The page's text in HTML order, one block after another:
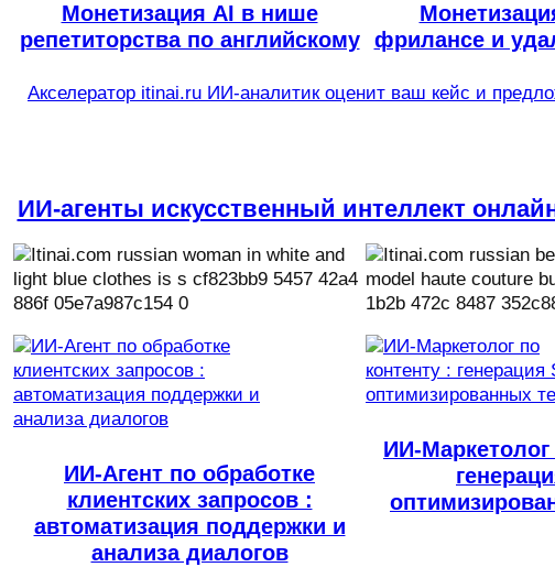
Монетизация AI в нише
репетиторства по английскому
фрилансе и
Акселератор itinai.ru ИИ-аналитик оценит ваш кейс и
ИИ-агенты искусственный интеллект
ИИ-Агент по обработке
клиентских запросов :
автоматизация поддержки и
анализа диалогов
ИИ-Маркетолог